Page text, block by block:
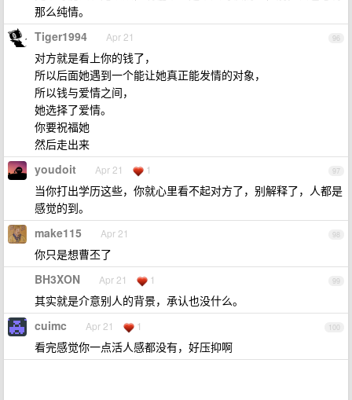
那么纯情。
96
Tiger1994 Apr 21
对方就是看上你的钱了，
所以后面她遇到一个能让她真正能发情的对象，
所以钱与爱情之间，
她选择了爱情。
你要祝福她
然后走出来
97
youdoit Apr 21 1
当你打出学历这些，你就心里看不起对方了，别解释了，人都是
感觉的到。
98
make115 Apr 21
你只是想曹丕了
99
BH3XON Apr 21 1
其实就是介意别人的背景，承认也没什么。
100
cuimc Apr 21 1
看完感觉你一点活人感都没有，好压抑啊